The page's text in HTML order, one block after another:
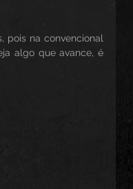
pois na convencional
algo que avance, é